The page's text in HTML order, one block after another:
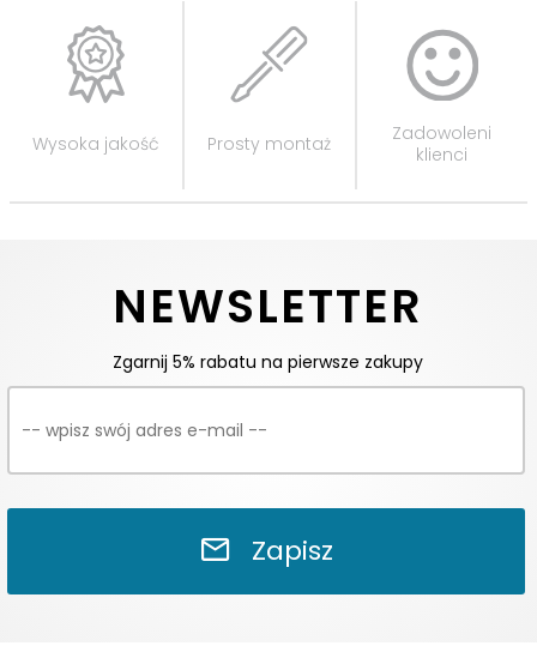
Wysoka jakość Prosty montaż
Zadowoleni
klienci
NEWSLETTER
Zgarnij 5% rabatu na pierwsze zakupy
Zapisz